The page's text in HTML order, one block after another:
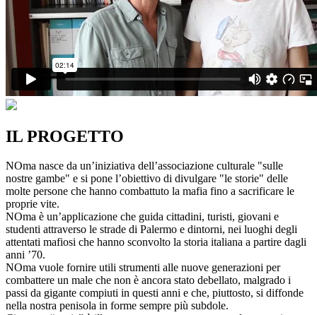
IL PROGETTO
NOma nasce da un’iniziativa dell’associazione culturale "sulle
nostre gambe" e si pone l’obiettivo di divulgare "le storie" delle
molte persone che hanno combattuto la mafia fino a sacrificare le
proprie vite.
NOma è un’applicazione che guida cittadini, turisti, giovani e
studenti attraverso le strade di Palermo e dintorni, nei luoghi degli
attentati mafiosi che hanno sconvolto la storia italiana a partire dagli
anni ’70.
NOma vuole fornire utili strumenti alle nuove generazioni per
combattere un male che non è ancora stato debellato, malgrado i
passi da gigante compiuti in questi anni e che, piuttosto, si diffonde
nella nostra penisola in forme sempre più subdole.